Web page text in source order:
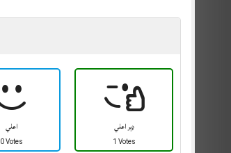
اعلي
0 Votes
ډېر اعلي
1 Votes